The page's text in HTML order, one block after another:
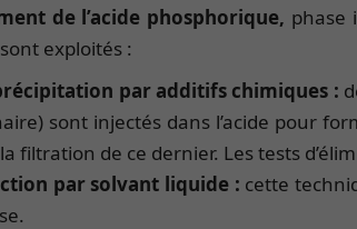
de l’acide phosphorique, phase
exploités :
par additifs chimiques :
sont injectés dans l’acide pour
filtration de ce dernier. Les tests
par solvant liquide : cette